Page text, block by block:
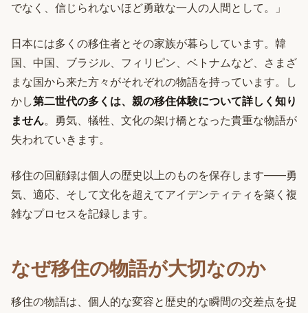
でなく、信じられないほど勇敢な一人の人間として。」
日本には多くの移住者とその家族が暮らしています。韓
国、中国、ブラジル、フィリピン、ベトナムなど、さまざ
まな国から来た方々がそれぞれの物語を持っています。し
かし第二世代の多くは、親の移住体験について詳しく知り
ません。勇気、犠牲、文化の架け橋となった貴重な物語が
失われていきます。
移住の回顧録は個人の歴史以上のものを保存します——勇
気、適応、そして文化を超えてアイデンティティを築く複
雑なプロセスを記録します。
なぜ移住の物語が大切なのか
移住の物語は、個人的な変容と歴史的な瞬間の交差点を捉